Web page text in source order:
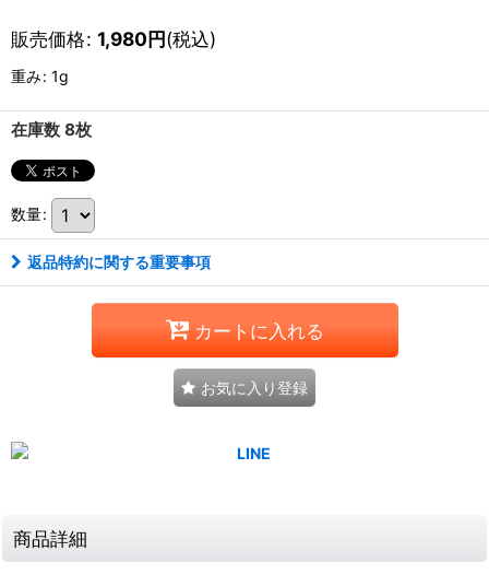
販売価格: 1,980円(税込)
重み: 1g
在庫数 8枚
数量:
返品特約に関する重要事項
カートに入れる
お気に入り登録
商品詳細